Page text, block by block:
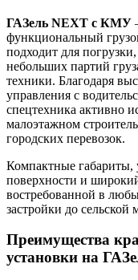
ГАЗель NEXT с КМУ
функциональный
подходит для
небольших партий
техники. Благодаря
управления с
спецтехника активно
малоэтажном
городских перевозок.
Компактные габариты,
поверхности и
востребованной в
застройки до сельской
Преимущества
установки на